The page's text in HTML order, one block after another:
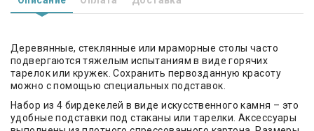
Деревянные, стеклянные или мраморные столы часто
подвергаются тяжелым испытаниям в виде горячих
тарелок или кружек. Сохранить первозданную красоту
можно с помощью специальных подставок.
Набор из 4 бирдекелей в виде искусственного камня – это
удобные подставки под стаканы или тарелки. Аксессуары